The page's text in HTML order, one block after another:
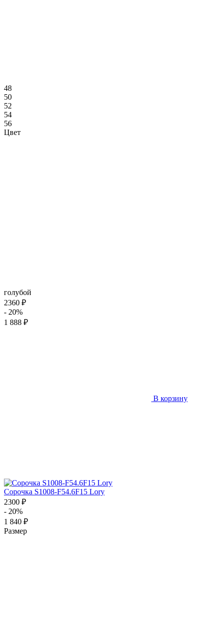
48
50
52
54
56
Цвет
голубой
2360 ₽
- 20%
1 888 ₽
В корзину
Сорочка S1008-F54.6F15 Lory
2300 ₽
- 20%
1 840 ₽
Размер